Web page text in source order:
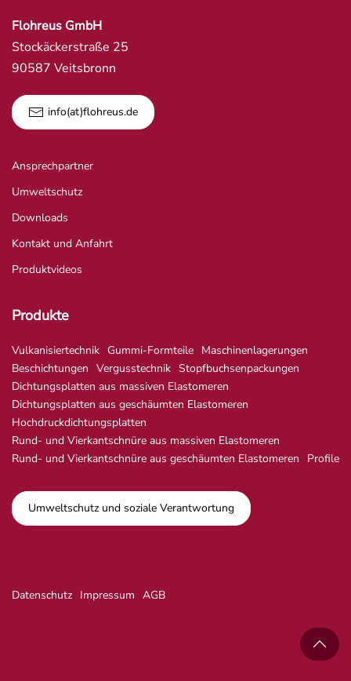
Flohreus GmbH
Stockäckerstraße 25
90587 Veitsbronn
info(at)flohreus.de
Ansprechpartner
Umweltschutz
Downloads
Kontakt und Anfahrt
Produktvideos
Produkte
Vulkanisiertechnik Gummi-Formteile Maschinenlagerungen
Beschichtungen Vergusstechnik Stopfbuchsenpackungen
Dichtungsplatten aus massiven Elastomeren
Dichtungsplatten aus geschäumten Elastomeren
Hochdruckdichtungsplatten
Rund- und Vierkantschnüre aus massiven Elastomeren
Rund- und Vierkantschnüre aus geschäumten Elastomeren
Profile
Umweltschutz und soziale Verantwortung
Datenschutz Impressum AGB